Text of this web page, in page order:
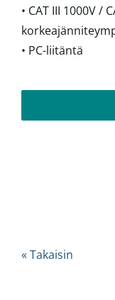
• CAT III 1000V /
• PC-liitäntä
« Takaisin